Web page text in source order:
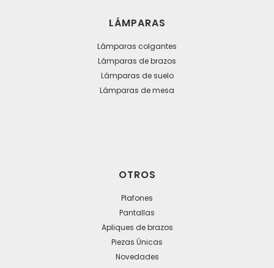
LÁMPARAS
Lámparas colgantes
Lámparas de brazos
Lámparas de suelo
Lámparas de mesa
OTROS
Plafones
Pantallas
Apliques de brazos
Piezas Únicas
Novedades